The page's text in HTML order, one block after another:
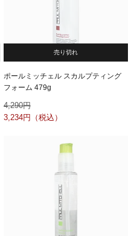
売り切れ
ポールミッチェル スカルプティング
フォーム 479g
4,290
3,234